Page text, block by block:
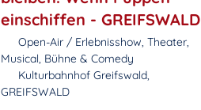
einschiffen - GREIFSWALD
Open-Air / Erlebnisshow, Theater,
Musical, Bühne & Comedy
Kulturbahnhof Greifswald,
GREIFSWALD